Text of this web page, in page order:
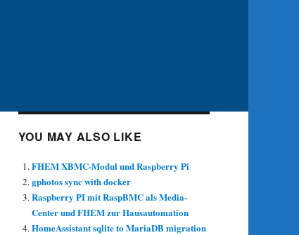
YOU MAY ALSO LIKE
FHEM XBMC-Modul und Raspberry Pi
gphotos sync with docker
Raspberry PI mit RaspBMC als Media-
Center und FHEM zur Hausautomation
HomeAssistant sqlite to MariaDB migration